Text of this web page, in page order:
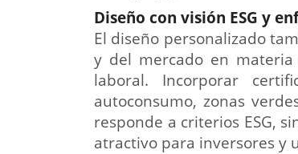
Diseño con visión ESG y
El diseño personalizado
y del mercado en materia
laboral. Incorporar
autoconsumo, zonas
responde a criterios ESG,
atractivo para inversores y